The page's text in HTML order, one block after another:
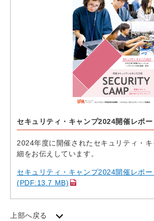
セキュリティ・キャンプ2024開催レポー
2024年度に開催されたセキュリティ・
細をお伝えしています。
セキュリティ・キャンプ2024開催レポー
(PDF:13.7 MB)
上部へ戻る